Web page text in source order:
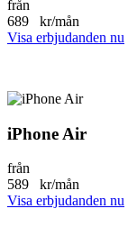
från
689 kr/mån
Visa erbjudanden nu
iPhone Air
från
589 kr/mån
Visa erbjudanden nu